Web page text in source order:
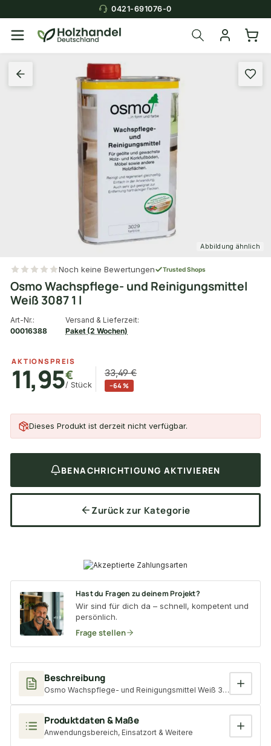
0421-691076-0
Abbildung ähnlich
Beschreibung
Osmo Wachspflege- und Reinigungsmittel Weiß 3087 1 l
Produktdaten & Maße
Anwendungsbereich, Einsatzort & Weitere
Noch keine Bewertungen Trusted Shops
Osmo Wachspflege- und Reinigungsmittel
Weiß 3087 1 l
Art-Nr.:
00016388
Versand & Lieferzeit:
Paket (2 Wochen)
AKTIONSPREIS
11,95€
/ Stück
33,49 €
−64 %
Dieses Produkt ist derzeit nicht verfügbar.
BENACHRICHTIGUNG AKTIVIEREN
Zurück zur Kategorie
Hast du Fragen zu deinem Projekt?
Wir sind für dich da – schnell, kompetent und
persönlich.
Frage stellen